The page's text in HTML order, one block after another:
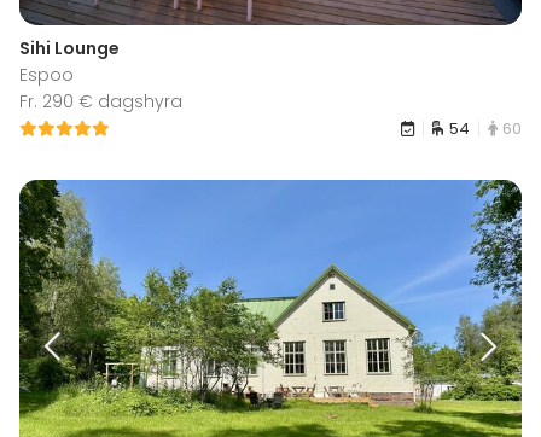
Sihi Lounge
Espoo
Fr. 290 € dagshyra
54 60